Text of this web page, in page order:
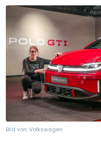
Bild von:Volkswagen